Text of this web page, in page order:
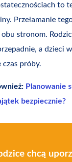
to
Przełamanie
stronom.
a dzieci
czas próby.
Planowanie
bezpiecznie?
chcą